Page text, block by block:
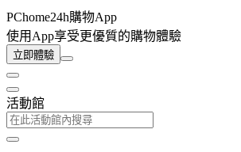
PChome24h購物App
使用App享受更優質的購物體驗
立即體驗
活動館